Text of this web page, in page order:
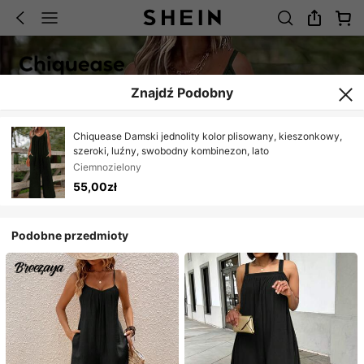
Znajdź Podobny
Chiquease Damski jednolity kolor plisowany, kieszonkowy,
szeroki, luźny, swobodny kombinezon, lato
Ciemnozielony
55,00zł
Podobne przedmioty